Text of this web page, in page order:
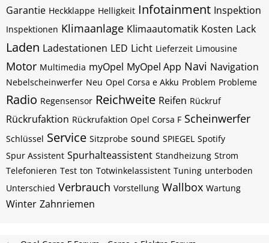
Garantie Heckklappe Helligkeit Infotainment Inspektion
Inspektionen Klimaanlage Klimaautomatik Kosten Lack
Laden Ladestationen LED Licht Lieferzeit Limousine
Motor Multimedia myOpel MyOpel App Navi Navigation
Nebelscheinwerfer Neu Opel Corsa e Akku Problem Probleme
Radio Regensensor Reichweite Reifen Rückruf
Rückrufaktion Rückrufaktion Opel Corsa F Scheinwerfer
Schlüssel Service Sitzprobe sound SPIEGEL Spotify
Spur Assistent Spurhalteassistent Standheizung Strom
Telefonieren Test ton Totwinkelassistent Tuning unterboden
Unterschied Verbrauch Vorstellung Wallbox Wartung
Winter Zahnriemen